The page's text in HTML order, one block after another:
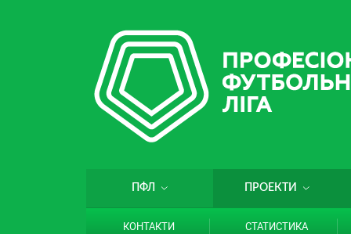
ПФЛ ПРОЕКТИ
КОНТАКТИ СТАТИСТИКА